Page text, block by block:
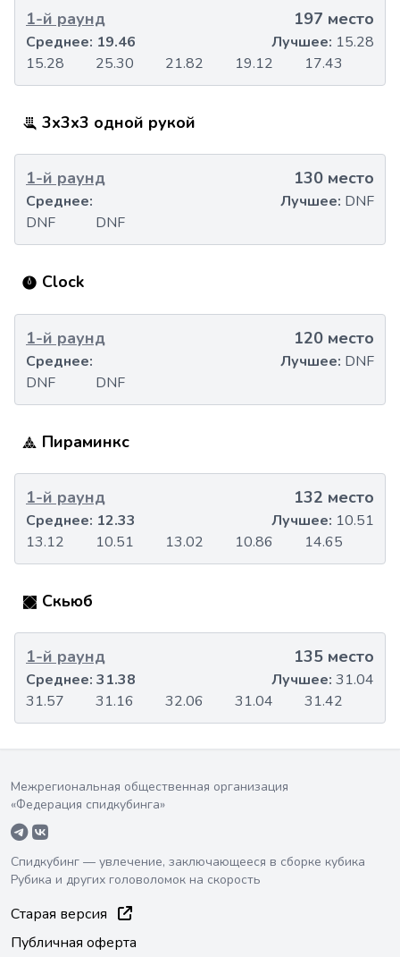
1-й раунд 197 место
15.28 25.30 21.82 19.12 17.43
Среднее: 19.46 Лучшее: 15.28
3x3x3 одной рукой
1-й раунд 130 место
DNF DNF
Среднее: Лучшее: DNF
Clock
1-й раунд 120 место
DNF DNF
Среднее: Лучшее: DNF
Пираминкс
1-й раунд 132 место
13.12 10.51 13.02 10.86 14.65
Среднее: 12.33 Лучшее: 10.51
Скьюб
1-й раунд 135 место
31.57 31.16 32.06 31.04 31.42
Среднее: 31.38 Лучшее: 31.04
Межрегиональная общественная организация
«Федерация спидкубинга»
Спидкубинг — увлечение, заключающееся в сборке кубика
Рубика и других головоломок на скорость
Старая версия
Публичная оферта